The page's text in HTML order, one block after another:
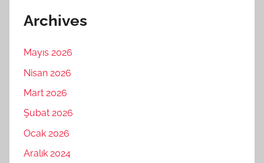
Archives
Mayıs 2026
Nisan 2026
Mart 2026
Şubat 2026
Ocak 2026
Aralık 2024